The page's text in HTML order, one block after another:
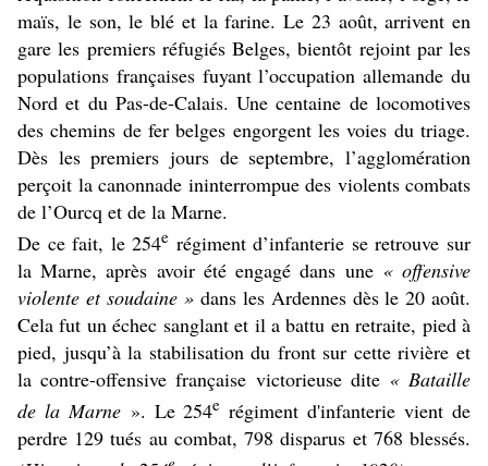
maïs, le son, le blé et la farine. Le 23 août, arrivent en
gare les premiers réfugiés Belges, bientôt rejoint par les
populations françaises fuyant l’occupation allemande du
Nord et du Pas-de-Calais. Une centaine de locomotives
des chemins de fer belges engorgent les voies du triage.
Dès les premiers jours de septembre, l’agglomération
perçoit la canonnade ininterrompue des violents combats
de l’Ourcq et de la Marne.
De ce fait, le 254e régiment d’infanterie se retrouve sur
la Marne, après avoir été engagé dans une « offensive
violente et soudaine »dans les Ardennes dès le 20 août.
Cela fut un échec sanglant et il a battu en retraite, pied à
pied, jusqu’à la stabilisation du front sur cette rivière et
la contre-offensive française victorieuse dite « Bataille
de la Marne». Le 254e régiment d'infanterie vient de
perdre 129 tués au combat, 798 disparus et 768 blessés.